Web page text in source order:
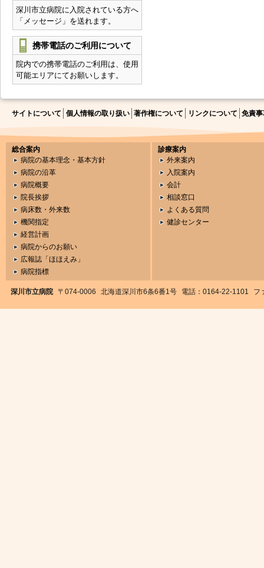
深川市立病院に入院されている方へ
「メッセージ」を送れます。
携帯電話のご利用について
院内での携帯電話のご利用は、使用
可能エリアにてお願いします。
サイトについて 個人情報の取り扱い 著作権について リンクについて 免責
総合案内
病院の基本理念・基本方針
病院の沿革
病院概要
院長挨拶
病床数・外来数
機関指定
経営計画
病院からのお願い
広報誌「ほほえみ」
病院指標
診療案内
外来案内
入院案内
会計
相談窓口
よくある質問
健診センター
深川市立病院 〒074-0006 北海道深川市6条6番1号 電話：0164-22-1101 フ